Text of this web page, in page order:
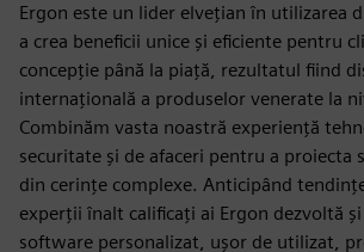
Ergon este un lider elvețian în utilizarea
a crea beneficii unice și eficiente pentru
concepție până la piață, rezultatul fiind
internațională a produselor venerate la
Combinăm vasta noastră experiență
securitate și de afaceri pentru a proiecta
din cerințe complexe. Anticipând
experții înalt calificați ai Ergon dezvoltă
software personalizat, ușor de utilizat,